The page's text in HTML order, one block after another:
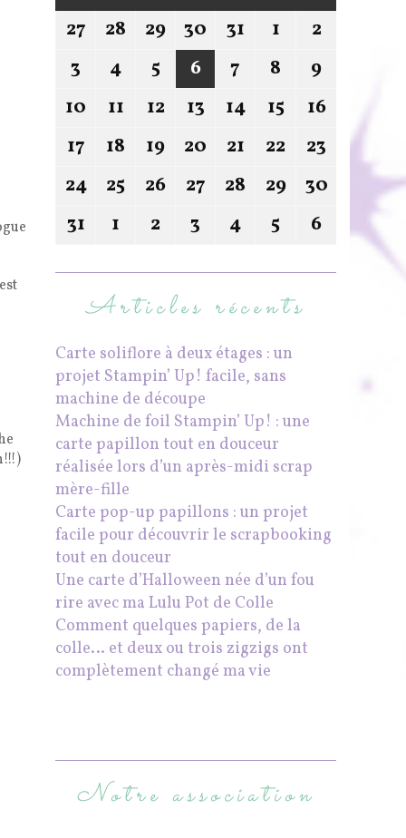
27 28 29 30 31 1
2
3
4 5 6 7 8
9
10
11 12 13 14 15
16
17
18 19 20 21 22
23
24
25 26 27 28 29
30
31
1 2 3 4 5 6
Articles récents
Carte soliflore à deux étages : un
projet Stampin’ Up! facile, sans
machine de découpe
Machine de foil Stampin’ Up! : une
carte papillon tout en douceur
réalisée lors d’un après-midi scrap
mère-fille
Carte pop-up papillons : un projet
facile pour découvrir le scrapbooking
tout en douceur
Une carte d’Halloween née d’un fou
rire avec ma Lulu Pot de Colle
Comment quelques papiers, de la
colle… et deux ou trois zigzigs ont
complètement changé ma vie
Notre association